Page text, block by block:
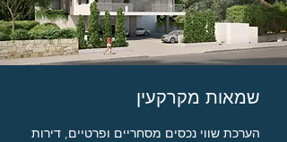
שמאות מקרקעין
הערכת שווי נכסים מסחריים ופרטיים, דירות